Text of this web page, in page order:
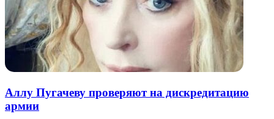
Аллу Пугачеву проверяют на дискредитацию
армии